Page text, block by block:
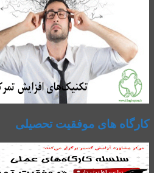
کارگاه های موفقیت تحصیلی